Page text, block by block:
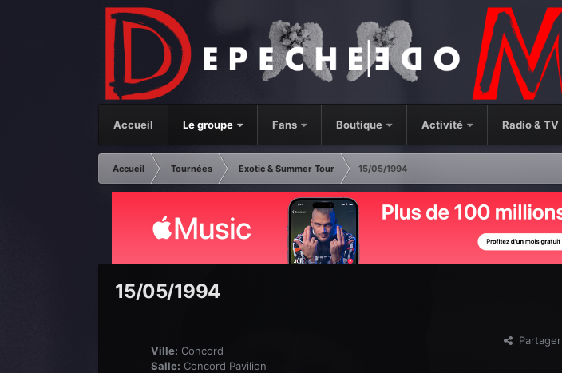
Accueil Le groupe Fans Boutique Activité Radio & TV
Accueil Tournées Exotic & Summer Tour
15/05/1994
15/05/1994
Ville: Concord
Salle: Concord Pavilion
Partager